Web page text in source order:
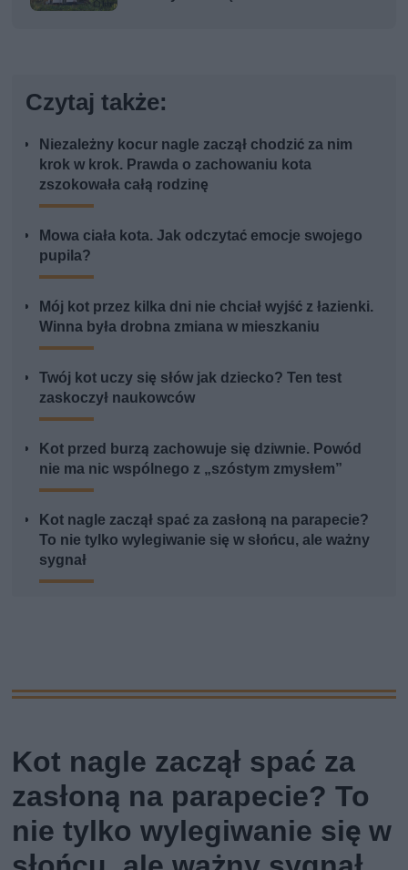
Czytaj także:
Niezależny kocur nagle zaczął chodzić za nim
krok w krok. Prawda o zachowaniu kota
zszokowała całą rodzinę
Mowa ciała kota. Jak odczytać emocje swojego
pupila?
Mój kot przez kilka dni nie chciał wyjść z łazienki.
Winna była drobna zmiana w mieszkaniu
Twój kot uczy się słów jak dziecko? Ten test
zaskoczył naukowców
Kot przed burzą zachowuje się dziwnie. Powód
nie ma nic wspólnego z „szóstym zmysłem”
Kot nagle zaczął spać za zasłoną na parapecie?
To nie tylko wylegiwanie się w słońcu, ale ważny
sygnał
Kot nagle zaczął spać za
zasłoną na parapecie? To
nie tylko wylegiwanie się w